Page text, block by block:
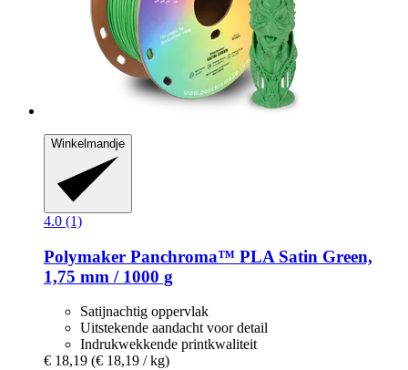
Winkelmandje
4.0 (1)
Polymaker Panchroma™ PLA Satin Green,
1,75 mm / 1000 g
Satijnachtig oppervlak
Uitstekende aandacht voor detail
Indrukwekkende printkwaliteit
€ 18,19 (€ 18,19 / kg)